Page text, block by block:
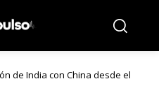
de India con China desde el